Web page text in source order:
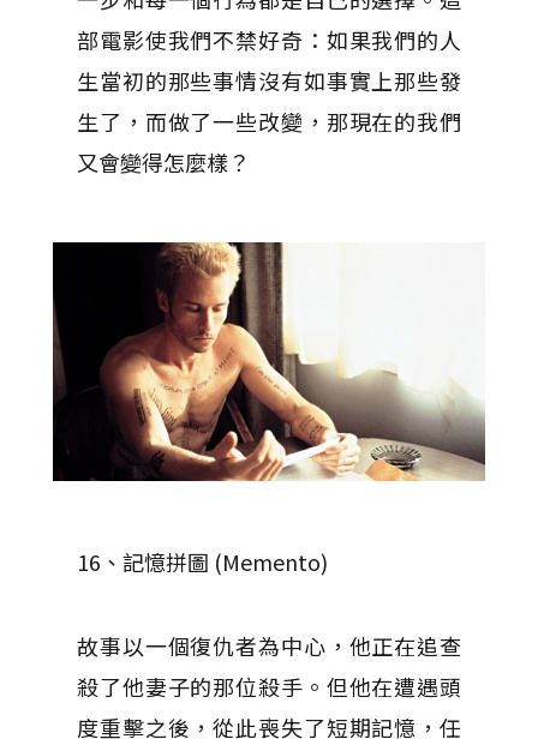
部電影使我們不禁好奇：如果我們的人
生當初的那些事情沒有如事實上那些發
生了，而做了一些改變，那現在的我們
又會變得怎麼樣？
16、記憶拼圖 (Memento)
故事以一個復仇者為中心，他正在追查
殺了他妻子的那位殺手。但他在遭遇頭
度重擊之後，從此喪失了短期記憶，任